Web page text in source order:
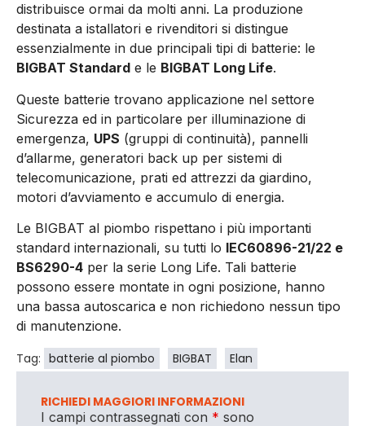
distribuisce ormai da molti anni. La produzione
destinata a istallatori e rivenditori si distingue
essenzialmente in due principali tipi di batterie: le
BIGBAT Standard e le BIGBAT Long Life.
Queste batterie trovano applicazione nel settore
Sicurezza ed in particolare per illuminazione di
emergenza, UPS (gruppi di continuità), pannelli
d’allarme, generatori back up per sistemi di
telecomunicazione, prati ed attrezzi da giardino,
motori d’avviamento e accumulo di energia.
Le BIGBAT al piombo rispettano i più importanti
standard internazionali, su tutti lo IEC60896-21/22 e
BS6290-4 per la serie Long Life. Tali batterie
possono essere montate in ogni posizione, hanno
una bassa autoscarica e non richiedono nessun tipo
di manutenzione.
Tag: batterie al piombo BIGBAT Elan
RICHIEDI MAGGIORI INFORMAZIONI
I campi contrassegnati con * sono